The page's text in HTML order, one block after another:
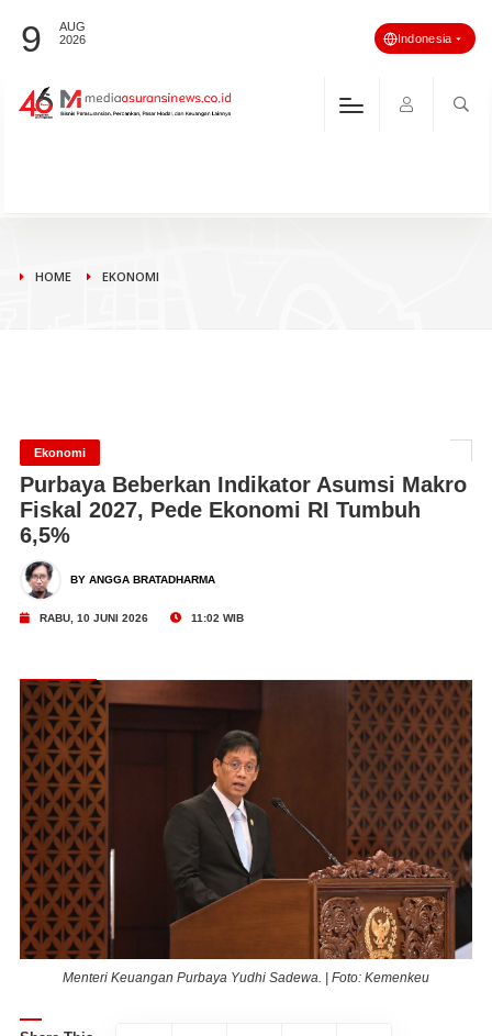
9
AUG
2026
Indonesia
HOME EKONOMI
Ekonomi
Purbaya Beberkan Indikator Asumsi Makro
Fiskal 2027, Pede Ekonomi RI Tumbuh
6,5%
BY ANGGA BRATADHARMA
RABU, 10 JUNI 2026 11:02 WIB
Menteri Keuangan Purbaya Yudhi Sadewa. | Foto: Kemenkeu